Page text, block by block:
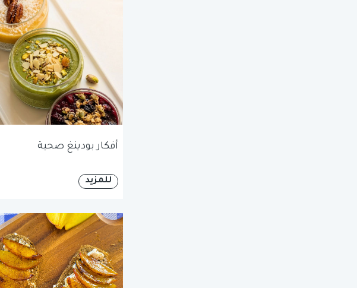
أفكار بودينغ صحية
للمزيد